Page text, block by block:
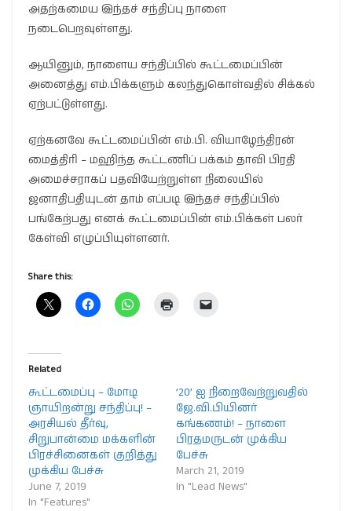
அதற்கமைய இந்தச் சந்திப்பு நாளை
நடைபெறவுள்ளது.
ஆயினும், நாளைய சந்திப்பில் கூட்டமைப்பின்
அனைத்து எம்.பிக்களும் கலந்துகொள்வதில் சிக்கல்
ஏற்பட்டுள்ளது.
ஏற்கனவே கூட்டமைப்பின் எம்.பி. வியாழேந்திரன்
மைத்திரி – மஹிந்த கூட்டணிப் பக்கம் தாவி பிரதி
அமைச்சராகப் பதவியேற்றுள்ள நிலையில்
ஜனாதிபதியுடன் தாம் எப்படி இந்தச் சந்திப்பில்
பங்கேற்பது எனக் கூட்டமைப்பின் எம்.பிக்கள் பலர்
கேள்வி எழுப்பியுள்ளனர்.
Share this:
Related
கூட்டமைப்பு – மோடி
ஞாயிறன்று சந்திப்பு! –
அரசியல் தீர்வு,
சிறுபான்மை மக்களின்
பிரச்சினைகள் குறித்து
முக்கிய பேச்சு
June 7, 2019
In "Features"
’20’ ஐ நிறைவேற்றுவதில்
ஜே.வி.பியினர்
கங்கணம்! – நாளை
பிரதமருடன் முக்கிய
பேச்சு
March 21, 2019
In "Lead News"